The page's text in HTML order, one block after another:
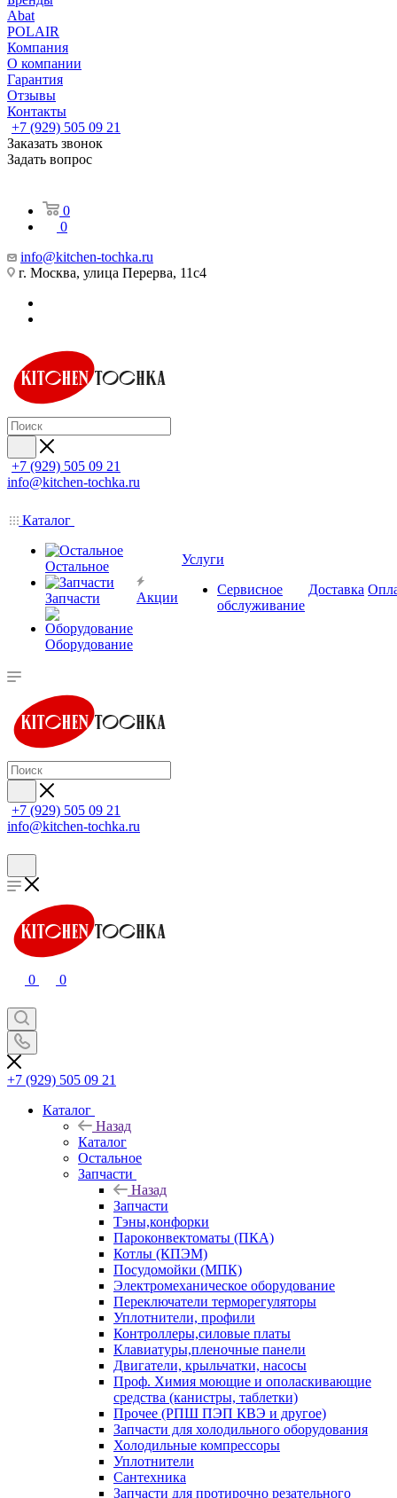
Abat
POLAIR
Компания
О компании
Гарантия
Отзывы
Контакты
+7 (929) 505 09 21
Заказать звонок
Задать вопрос
0
0
info@kitchen-tochka.ru
г. Москва, улица Перерва, 11с4
+7 (929) 505 09 21
info@kitchen-tochka.ru
Каталог
Остальное
Запчасти
Оборудование
Акции
Услуги
Сервисное
обслуживание
Доставка
+7 (929) 505 09 21
info@kitchen-tochka.ru
0 0
+7 (929) 505 09 21
Каталог
Назад
Каталог
Остальное
Запчасти
Назад
Запчасти
Тэны,конфорки
Пароконвектоматы (ПКА)
Котлы (КПЭМ)
Посудомойки (МПК)
Электромеханическое оборудование
Переключатели терморегуляторы
Уплотнители, профили
Контроллеры,силовые платы
Клавиатуры,пленочные панели
Двигатели, крыльчатки, насосы
Проф. Химия моющие и ополаскивающие
средства (канистры, таблетки)
Прочее (РПШ ПЭП КВЭ и другое)
Запчасти для холодильного оборудования
Холодильные компрессоры
Уплотнители
Сантехника
Запчасти для протирочно резательного